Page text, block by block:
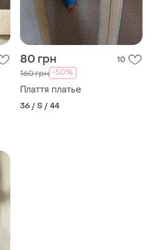
80 грн 10
160 грн -50%
Плаття платье
36 / S / 44